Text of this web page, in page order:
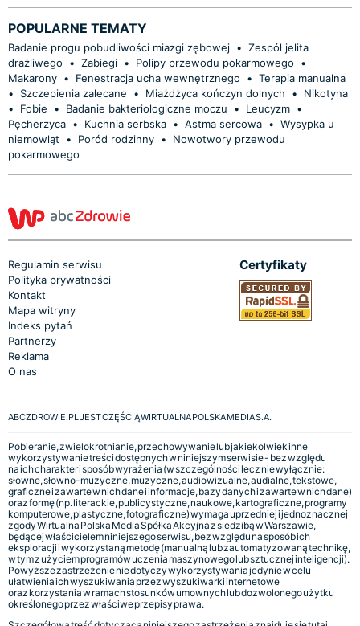
POPULARNE TEMATY
Badanie progu pobudliwości miazgi zębowej • Zespół jelita
drażliwego
• Zabiegi • Polipy przewodu pokarmowego
•
Makarony • Fenestracja ucha wewnętrznego • Terapia manualna
•
Szczepienia zalecane • Miażdżyca kończyn dolnych •
Nikotyna
•
Fobie • Badanie bakteriologiczne moczu • Leucyzm •
Pęcherzyca • Kuchnia serbska • Astma sercowa • Wysypka u
niemowląt
• Poród rodzinny •
Nowotwory przewodu
pokarmowego
Regulamin serwisu
Polityka prywatności
Kontakt
Mapa witryny
Indeks pytań
Partnerzy
Reklama
O nas
Certyfikaty
ABCZDROWIE.PL JEST CZĘŚCIĄ WIRTUALNA POLSKA MEDIA S.A.
Pobieranie, zwielokrotnianie, przechowywanie lub jakiekolwiek inne
wykorzystywanie treści dostępnych w niniejszym serwisie - bez względu
na ich charakter i sposób wyrażenia (w szczególności lecz nie wyłącznie:
słowne, słowno-muzyczne, muzyczne, audiowizualne, audialne, tekstowe,
graficzne i zawarte w nich dane i informacje, bazy danych i zawarte w nich dane)
oraz formę (np. literackie, publicystyczne, naukowe, kartograficzne, programy
komputerowe, plastyczne, fotograficzne) wymaga uprzedniej i jednoznacznej
zgody Wirtualna Polska Media Spółka Akcyjna z siedzibą w Warszawie,
będącej właścicielem niniejszego serwisu, bez względu na sposób ich
eksploracji i wykorzystaną metodę (manualną lub zautomatyzowaną technikę,
w tym z użyciem programów uczenia maszynowego lub sztucznej inteligencji).
Powyższe zastrzeżenie nie dotyczy wykorzystywania jedynie w celu
ułatwienia ich wyszukiwania przez wyszukiwarki internetowe
oraz korzystania w ramach stosunków umownych lub dozwolonego użytku
określonego przez właściwe przepisy prawa.